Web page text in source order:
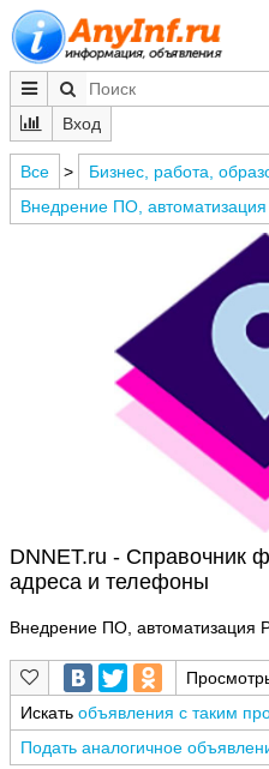
Вход
Все > Бизнес, работа,
Внедрение ПО, автоматизация
DNNET.ru - Справочник
адреса и телефоны
Внедрение ПО, автоматизация
Искать объявления с таким
Подать аналогичное